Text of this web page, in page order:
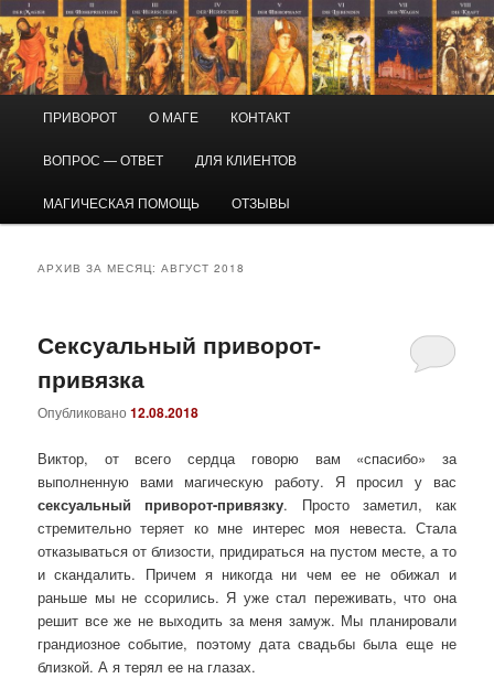
Перейти
к
основному
содержимому
Перейти
к
дополнительному
содержимому
Приворот и магическая помощь
Маг Виктор
ПРИВОРОТ О МАГЕ КОНТАКТ
ВОПРОС — ОТВЕТ ДЛЯ КЛИЕНТОВ
МАГИЧЕСКАЯ ПОМОЩЬ ОТЗЫВЫ
АРХИВ ЗА МЕСЯЦ:АВГУСТ 2018
Сексуальный приворот-
привязка
Опубликовано12.08.2018
Виктор, от всего сердца говорю вам «спасибо» за
выполненную вами магическую работу. Я просил у вас
сексуальный приворот-привязку. Просто заметил, как
стремительно теряет ко мне интерес моя невеста. Стала
отказываться от близости, придираться на пустом месте, а то
и скандалить. Причем я никогда ни чем ее не обижал и
раньше мы не ссорились. Я уже стал переживать, что она
решит все же не выходить за меня замуж. Мы планировали
грандиозное событие, поэтому дата свадьбы была еще не
близкой. А я терял ее на глазах.